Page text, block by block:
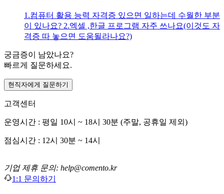
1.컴퓨터 활용 능력 자격증 있으면 일하는데 수월한 부분
이 있나요? 2.엑셀 ,한글 프로그램 자주 쓰나요(이것도 자
격증 따 놓으면 도움될라나요?)
궁금증이 남았나요?
빠르게 질문하세요.
현직자에게 질문하기
고객센터
운영시간 : 평일 10시 ~ 18시 30분 (주말, 공휴일 제외)
점심시간 : 12시 30분 ~ 14시
기업 제휴 문의: help@comento.kr
1:1 문의하기